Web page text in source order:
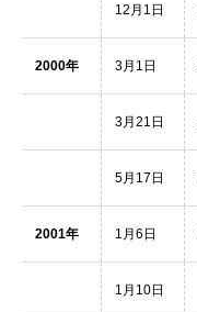
12月1日
2000年 3月1日
3月21日
5月17日
2001年 1月6日
1月10日